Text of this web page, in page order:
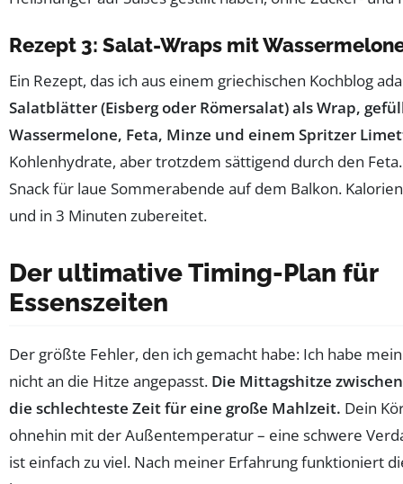
Rezept 3: Salat-Wraps mit
Ein Rezept, das ich aus einem griechischen Kochblog
Salatblätter (Eisberg oder Römersalat) als Wrap,
Wassermelone, Feta, Minze und einem Spritzer
Kohlenhydrate, aber trotzdem sättigend durch den
Snack für laue Sommerabende auf dem Balkon.
und in 3 Minuten zubereitet.
Der ultimative Timing-Plan für
Essenszeiten
Der größte Fehler, den ich gemacht habe: Ich habe
nicht an die Hitze angepasst. Die Mittagshitze
die schlechteste Zeit für eine große Mahlzeit. Dein
ohnehin mit der Außentemperatur – eine schwere
ist einfach zu viel. Nach meiner Erfahrung funktioniert